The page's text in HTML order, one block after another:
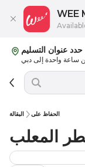
حدد عنوان التسليم
ساعة واحدة إلى دبي
البقالة الحفاظ على
المعلب
WEE